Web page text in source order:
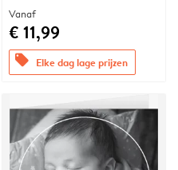
Vanaf
€ 11,99
offers Elke dag lage prijzen